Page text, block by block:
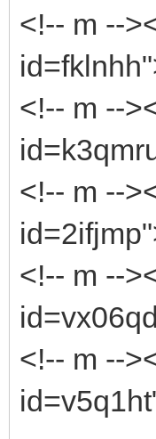
<!-- m --
<!-- m --
<!-- m --
<!-- m --
<!-- m --